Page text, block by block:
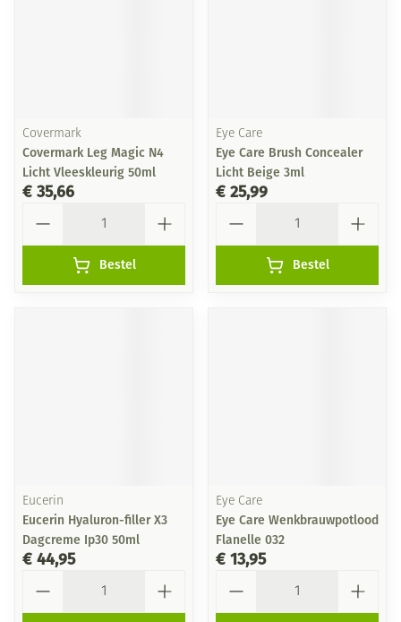
Covermark
Covermark Leg Magic N4
Licht Vleeskleurig 50ml
€ 35,66
Bestel
Eye Care
Eye Care Brush Concealer
Licht Beige 3ml
€ 25,99
Bestel
Eucerin
Eucerin Hyaluron-filler X3
Dagcreme Ip30 50ml
€ 44,95
Eye Care
Eye Care Wenkbrauwpotlood
Flanelle 032
€ 13,95